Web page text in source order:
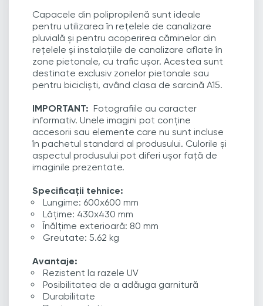
Capacele din polipropilenă sunt ideale
pentru utilizarea în rețelele de canalizare
pluvială și pentru acoperirea căminelor din
rețelele și instalațiile de canalizare aflate în
zone pietonale, cu trafic ușor. Acestea sunt
destinate exclusiv zonelor pietonale sau
pentru bicicliști, având clasa de sarcină A15.
IMPORTANT: Fotografiile au caracter
informativ. Unele imagini pot conține
accesorii sau elemente care nu sunt incluse
în pachetul standard al produsului. Culorile și
aspectul produsului pot diferi ușor față de
imaginile prezentate.
Specificații tehnice:
Lungime: 600x600 mm
Lățime: 430x430 mm
Înălțime exterioară: 80 mm
Greutate: 5.62 kg
Avantaje:
Rezistent la razele UV
Posibilitatea de a adăuga garnitură
Durabilitate